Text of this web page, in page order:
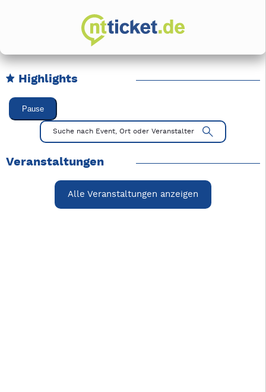
Highlights
Karussell Veranstaltungen überspringen
Pause
Mit Tab zu den Steuerelementen wechseln. Mit Pfeiltasten
Suche nach Event, Ort oder Veranstalter
Veranstaltungen
Alle Veranstaltungen anzeigen